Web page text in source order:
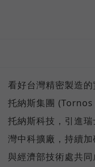
看好台灣精密製造
托納斯集團
托納斯科技，引進
灣中科擴廠，持續
與經濟部技術處共